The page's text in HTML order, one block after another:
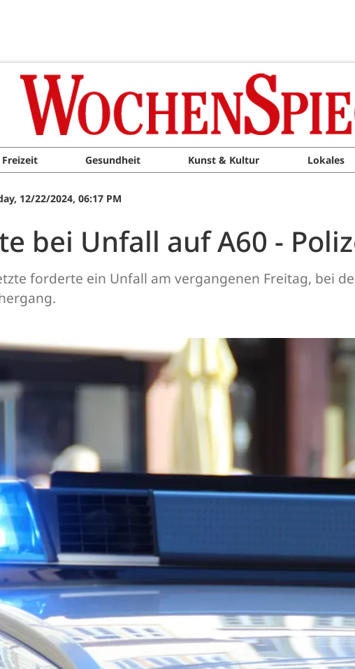
Freizeit Gesundheit Kunst & Kultur Lokales
12/22/2024, 06:17 PM
bei Unfall auf A60 -
forderte ein Unfall am vergangenen Freitag, bei